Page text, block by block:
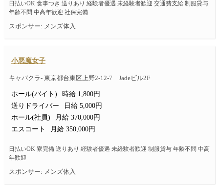
日払いOK 食事つき 送りあり 経験者優遇 未経験者歓迎 交通費支給 制服貸与
年齢不問 中高年歓迎 社保完備
スポンサー: メンズ体入
小悪魔女子
キャバクラ- 東京都台東区上野2-12-7 Jadeビル2F
ホール(バイト)
時給 1,800円
送りドライバー
日給 5,000円
ホール(社員)
月給 370,000円
エスコート
月給 350,000円
日払いOK 寮完備 送りあり 経験者優遇 未経験者歓迎 制服貸与 年齢不問 中高
年歓迎
スポンサー: メンズ体入